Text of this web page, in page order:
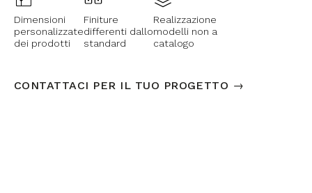
Dimensioni
personalizzate
dei prodotti
Finiture
differenti dallo
standard
Realizzazione
modelli non a
catalogo
CONTATTACI PER IL TUO PROGETTO →